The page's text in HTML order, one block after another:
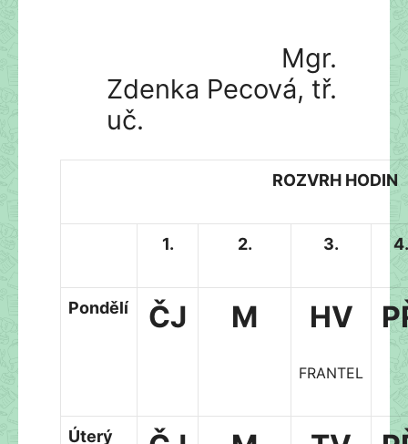
Mgr.
Zdenka Pecová, tř.
uč.
ROZVRH HODIN
1. 2. 3. 4.
Pondělí ČJ M HV
FRANTEL
Úterý